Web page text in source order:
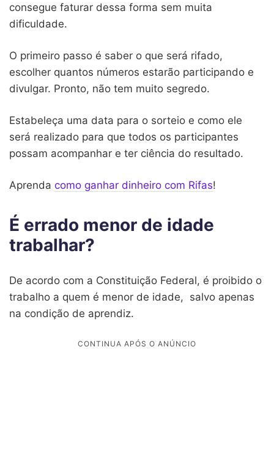
consegue faturar dessa forma sem muita
dificuldade.
O primeiro passo é saber o que será rifado,
escolher quantos números estarão participando e
divulgar. Pronto, não tem muito segredo.
Estabeleça uma data para o sorteio e como ele
será realizado para que todos os participantes
possam acompanhar e ter ciência do resultado.
Aprenda como ganhar dinheiro com Rifas!
É errado menor de idade
trabalhar?
De acordo com a Constituição Federal, é proibido o
trabalho a quem é menor de idade, salvo apenas
na condição de aprendiz.